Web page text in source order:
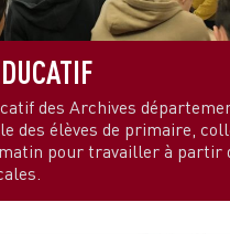
des Archives
des élèves de primaire,
pour travailler à partir